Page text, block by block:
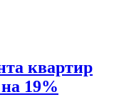
квартир
19%